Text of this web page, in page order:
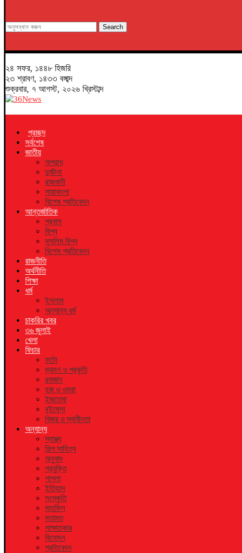
Search
২৪ সফর, ১৪৪৮ হিজরি
২৩ শ্রাবণ, ১৪৩৩ বঙ্গাব্দ
শুক্রবার, ৭ আগস্ট, ২০২৬ খ্রিস্টাব্দ
প্রচ্ছদ
সর্বশেষ
জাতীয়
অপরাধ
দুর্ঘটনা
রাজধানী
সারাবাংলা
বিশেষ প্রতিবেদন
আন্তর্জাতিক
প্রবাস
বিশ্ব
মুসলিম বিশ্ব
বিশেষ প্রতিবেদন
রাজনীতি
অর্থনীতি
শিক্ষা
ধর্ম
ইসলাম
অন্যান্য ধর্ম
চাকরির খবর
৩৬ জুলাই
খেলা
ফিচার
ফটো
ভ্রমণ ও প্রকৃতি
রমজান
হজ ও ওমরা
ইজতেমা
বইমেলা
বিজয় ও স্বাধীনতা
অন্যান্য
স্বাস্থ্য
শিল্প সাহিত্য
অনুবাদ
প্রযুক্তি
শাপলা
ইতিহাস
সংস্কৃতি
মাহফিল
মতামত
সাক্ষাতকার
বিনোদন
প্রতিবেদন